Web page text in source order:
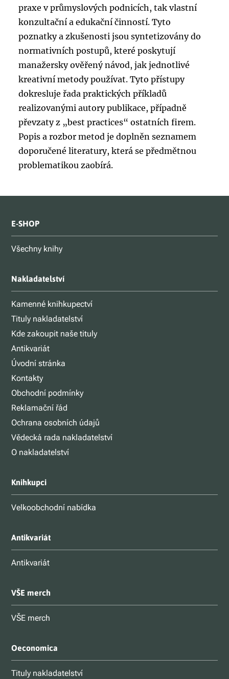
praxe v průmyslových podnicích, tak vlastní
konzultační a edukační činností. Tyto
poznatky a zkušenosti jsou syntetizovány do
normativních postupů, které poskytují
manažersky ověřený návod, jak jednotlivé
kreativní metody používat. Tyto přístupy
dokresluje řada praktických příkladů
realizovanými autory publikace, případně
převzaty z „best practices“ ostatních firem.
Popis a rozbor metod je doplněn seznamem
doporučené literatury, která se předmětnou
problematikou zaobírá.
E-SHOP
Všechny knihy
Nakladatelství
Kamenné knihkupectví
Tituly nakladatelství
Kde zakoupit naše tituly
Antikvariát
Úvodní stránka
Kontakty
Obchodní podmínky
Reklamační řád
Ochrana osobních údajů
Vědecká rada nakladatelství
O nakladatelství
Knihkupci
Velkoobchodní nabídka
Antikvariát
Antikvariát
VŠE merch
VŠE merch
Oeconomica
Tituly nakladatelství